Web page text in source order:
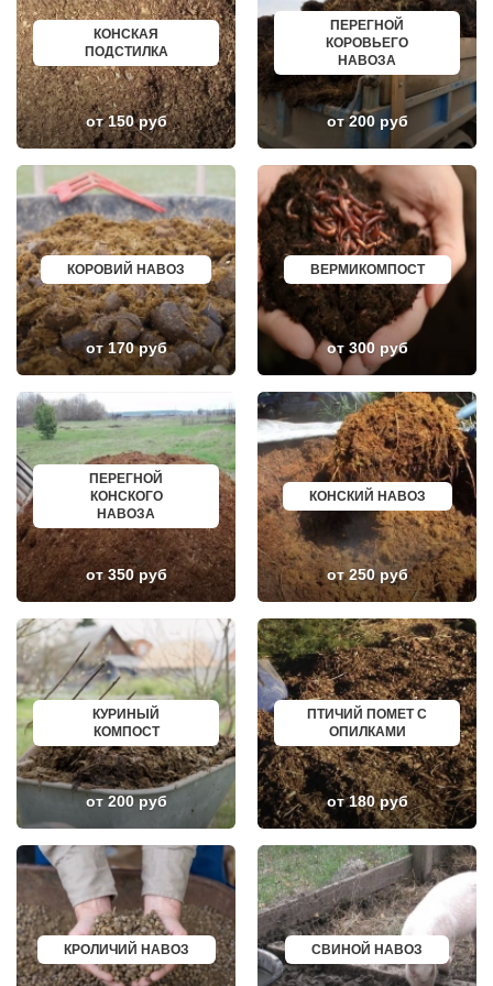
ГАЗОПРОВОД
ГЛАГОЛЕВО
ГЛЕБОВСКИЙ
ГОЛИЦИНО
ГОРКИ ЛЕНИНСКИЕ
ГОРКИ-10
ДАВЫДОВО
ДЕДЕНЕВО
ДЕДОВСК
ДЕМИХОВО
ДЗЕРЖИНСКИЙ
ДМИТРОВ
ДОЛГОПРУДНЫЙ
ДОМОДЕДОВО
ДОРОХОВО
ДРЕЗНА
ДРУЖБА
ДУБКИ
ДУБНА
ДУБОВАЯ РОЩА
ЕГОРЬЕВСК
ЖЕЛЕЗНОДОРОЖНЫЙ
ЖИЛЕВО
ЖУКОВСКИЙ
ЗАГОРЯНСКИЙ
ЗАПРУДНЯ
ЗАРАЙСК
ЗАРЕЧЬЕ
ЗВЕНИГОРОД
ЗЕЛЕНОГРАД
ЗЕЛЕНОГРАДСКИЙ
ЗНАМЯ ОКТЯБРЯ
ИВАНТЕЕВКА
ИКША
ИСТРА
КАЛИНИНЕЦ
КАШИРА
КИЕВСКИЙ
КЛИМОВСК
КЛИН
КЛЯЗЬМА
КНУТОВО
КОЖИНО
КОКОШКИНО
КОЛЮБАКИНО
КОММУНАРКА
КОРЕНЕВО
КОРОЛЕВ
КОСИНО
КОТЕЛЬНИКИ
КРАСКОВО
КРАСНАЯ ПАХРА
КРАСНОАРМЕЙСК
КРАСНОГОРСК
КРАСНОЗАВОДСК
БОГОРОДСК
АРТЕМ
ГОРЯЧИЙ КЛЮЧ
БОРОВИЧИ
ХАНТЫ МАНСИЙСК
ДМИТРИЕВ
ПЕТРОПАВЛОВСК КАМЧАТСКИЙ
АПШЕРОНСК
ВЕЛИКИЕ ЛУКИ
ЛОМОНОСОВ
НИЖНЕКАМСК
КАСПИЙСК
АЧИНСК
ЧЕРКЕССК
ЖЕЛЕЗНОГОРСК
АСБЕСТ
БОРИСОГЛЕБСК
БУЗУЛУК
ЕССЕНТУКИ
КАНСК
ТОСНО
ЭЛИСТА
ХАСАВЮРТ
УХТА
НОРИЛЬСК
РЕЖ
НОВОАЛТАЙСК
НЕВИННОМЫССК
ГОРНО АЛТАЙСК
КИНЕШМА
СЕРОВ
АЛЬМЕТЬЕВСК
ГРОЗНЫЙ
ЗЛАТОУСТ
НОВОЧЕБОКСАРСК
МИРНЫЙ
ГЕОРГИЕВСК
НОВОКУЙБЫШЕВСК
МИНЕРАЛЬНЫЕ ВОДЫ
ЕЛАБУГА
ЕЛЕЦ
ПАВЛОВО
КИСЛОВОДСК
КРОПОТКИН
УСОЛЬЕ
НИЖНЕВАРТОВСК
КОРЕНОВСК
ПИОНЕРСКИЙ
КИРИШИ
САРОВ
ЧАПАЕВСК
АЛЕКСИН
БЕЛОРЕЧЕНСК
БОЛЬШОЙ КАМЕНЬ
КИРЖАЧ
ПРИОЗЕРСК
КОНСКАЯ
ПОДСТИЛКА
от 150 руб
ПЕРЕГНОЙ
КОРОВЬЕГО
НАВОЗА
от 200 руб
КОРОВИЙ НАВОЗ
от 170 руб
ВЕРМИКОМПОСТ
от 300 руб
ПЕРЕГНОЙ
КОНСКОГО
НАВОЗА
от 350 руб
КОНСКИЙ НАВОЗ
от 250 руб
КУРИНЫЙ
КОМПОСТ
от 200 руб
ПТИЧИЙ ПОМЕТ С
ОПИЛКАМИ
от 180 руб
КРОЛИЧИЙ НАВОЗ СВИНОЙ НАВОЗ